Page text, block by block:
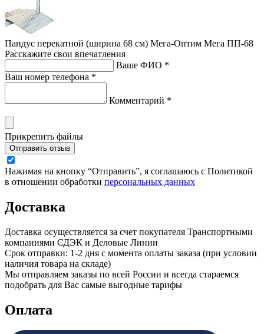
Пандус перекатной (ширина 68 см) Мега-Оптим Мега ПП-68
Расскажите свои впечатления
Ваше ФИО *
Ваш номер телефона *
Комментарий *
Прикрепить файлы
Отправить отзыв
Нажимая на кнопку “Отправить”, я соглашаюсь с Политикой
в отношении обработки персональных данных
Доставка
Доставка осуществляется за счет покупателя Транспортными
компаниями СДЭК и Деловые Линии
Срок отправки: 1-2 дня с момента оплаты заказа (при условии
наличия товара на складе)
Мы отправляем заказы по всей России и всегда стараемся
подобрать для Вас самые выгодные тарифы
Оплата